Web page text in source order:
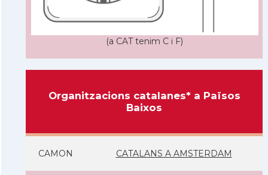
(a CAT tenim C i F)
Organitzacions catalanes* a Països
Baixos
CAMON CATALANS A AMSTERDAM